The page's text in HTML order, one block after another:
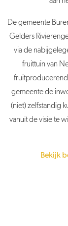
Degemeente
Gelders
via de
fruittuin van
gemeente de
(niet) zelfstandig
vanuit de visie te
Bekijk